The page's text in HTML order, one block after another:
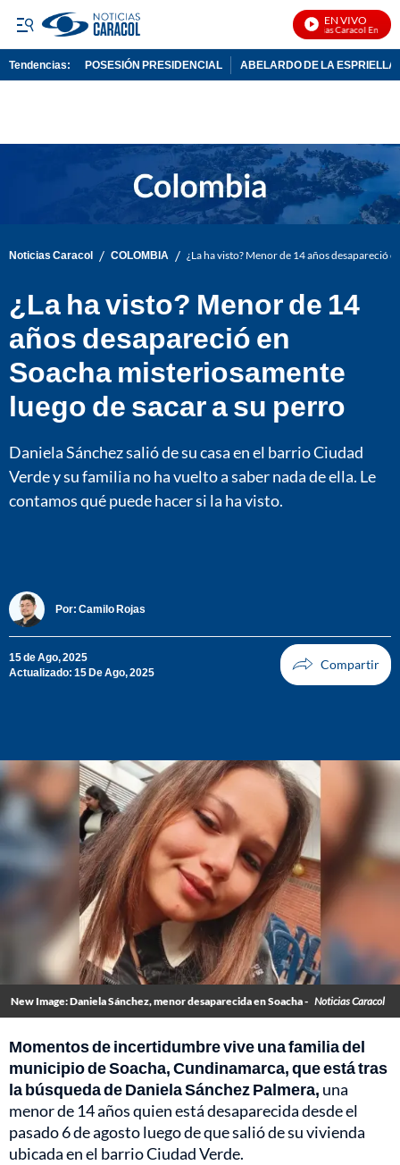
EN VIVO
Noticias Caracol En Vivo
Tendencias: POSESIÓN PRESIDENCIAL ABELARDO DE LA ESPRIELLA
Noticias Caracol / COLOMBIA / ¿La ha visto? Menor de 14 años desapareció
¿La ha visto? Menor de 14
años desapareció en
Soacha misteriosamente
luego de sacar a su perro
Daniela Sánchez salió de su casa en el barrio Ciudad
Verde y su familia no ha vuelto a saber nada de ella. Le
contamos qué puede hacer si la ha visto.
Por: Camilo Rojas
15 de Ago, 2025
Actualizado: 15 De Ago, 2025
New Image: Daniela Sánchez, menor desaparecida en Soacha - Noticias Caracol
Momentos de incertidumbre vive una familia del
municipio de Soacha, Cundinamarca, que está tras
la búsqueda de Daniela Sánchez Palmera, una
menor de 14 años quien está desaparecida desde el
pasado 6 de agosto luego de que salió de su vivienda
ubicada en el barrio Ciudad Verde.